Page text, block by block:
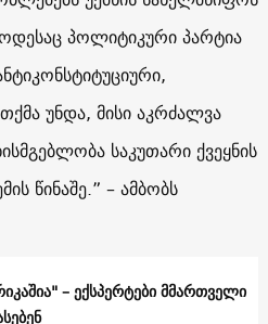
პოლიტიკური პარტია
უნდა, მისი აკრძალვა
საკუთარი ქვეყნის
წინაშე.” – ამბობს
– ექსპერტები მმართველი